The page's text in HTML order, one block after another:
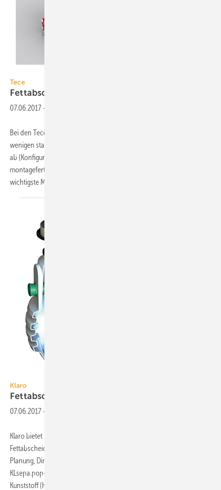
Tece
Fettabscheider aus wenigen
07.06.2017 -
Bei den Tecesepa-S-Fettabscheidern deckt ein Modulsystem mit nur
wenigen standardisierten Bauteilen über 80 % der Anwendungsfälle
ab (Konfigurator auf: tecesepa.tece.de). Die Module werden
montagefertig angeliefert – und erst im Keller zusammengefügt. Das
wichtigste Modul ist der
Klaro
Fettabscheider aus
07.06.2017 -
Klaro bietet neben einem umfangreichen Programm erdeingebauter
Fettabscheider aus Kunststoff professionelle Unterstützung bei
Planung, Dimensionierung, und Vorbereitung der Genehmigung. Die
KLsepa.pop-Fettabscheider bis NS 15 werden aus schlagzähem
Kunststoff (HD-PE) mit einer Wandstärke bis